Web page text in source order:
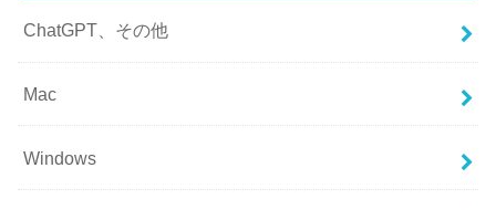
ChatGPT、その他
Mac
Windows